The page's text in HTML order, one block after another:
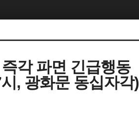
각 파면 긴급행동
, 광화문 동십자각)